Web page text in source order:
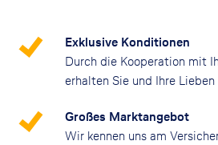
Exklusive Konditionen
Durch die Kooperation mit
erhalten Sie und Ihre
Großes Marktangebot
Wir kennen uns am